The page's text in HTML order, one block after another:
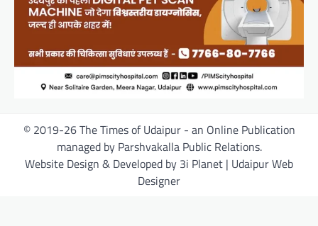
© 2019-26 The Times of Udaipur - an Online Publication
managed by Parshvakalla Public Relations.
Website Design & Developed by 3i Planet | Udaipur Web
Designer